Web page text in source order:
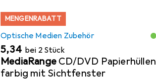
MENGENRABATT
Optische Medien Zubehör
EUR
5,34 bei 2 Stück
MediaRange CD/DVD Papierhüllen
farbig mit Sichtfenster